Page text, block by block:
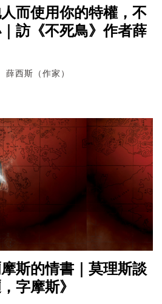
而使用你的特權，不
訪《不死鳥》作者薛
薛西斯（作家）
斯的情書｜莫理斯談
字摩斯》